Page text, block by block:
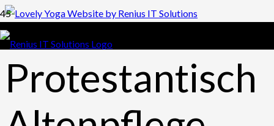
Protestantisch